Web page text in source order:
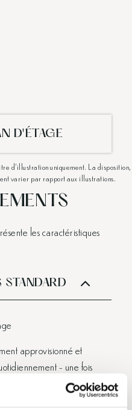
D'ÉTAGE
d'illustration uniquement. La disposition,
varier par rapport aux illustrations.
les caractéristiques
STANDARD
approvisionné et
- une fois